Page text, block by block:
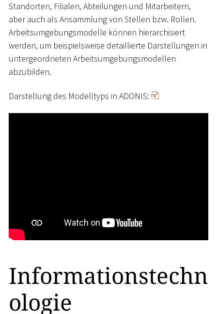
Standorten, Filialen, Abteilungen und Mitarbeitern,
aber auch als Ansammlung von Stellen bzw. Rollen.
Arbeitsumgebungsmodelle können hierarchisiert
werden, um beispielsweise detaillierte Darstellungen in
untergeordneten Arbeitsumgebungsmodellen
abzubilden.
Darstellung des Modelltyps in ADONIS:
Informationstechn
ologie